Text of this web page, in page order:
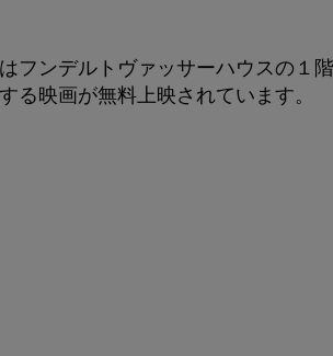
フンデルトヴァッサーハウスの１
る映画が無料上映されています。